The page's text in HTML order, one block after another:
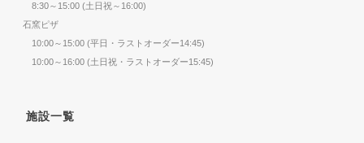
8:30～15:00 (土日祝～16:00)
石窯ピザ
10:00～15:00 (平日・ラストオーダー14:45)
10:00～16:00 (土日祝・ラストオーダー15:45)
施設一覧